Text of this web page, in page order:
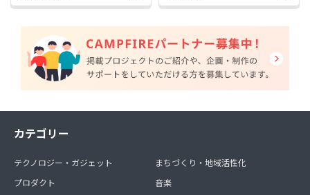
カテゴリー
テクノロジー・ガジェット
プロダクト
まちづくり・地域活性化
音楽